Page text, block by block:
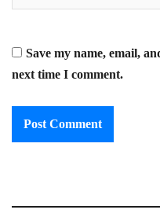
Save my name, email,
next time I comment.